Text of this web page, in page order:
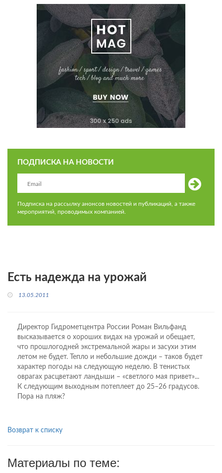
ПОДПИСКА НА НОВОСТИ
Подписка на рассылку анонсов новостей и публикаций, а также
мероприятий, проводимых компанией.
Есть надежда на урожай
13.05.2011
Директор Гидрометцентра России Роман Вильфанд
высказывается о хороших видах на урожай и обещает,
что прошлогодней экстремальной жары и засухи этим
летом не будет. Тепло и небольшие дожди – таков будет
характер погоды на следующую неделю. В тенистых
оврагах расцветают ландыши – «светлого мая привет»...
К следующим выходным потеплеет до 25–26 градусов.
Пора на пляж?
Возврат к списку
Материалы по теме: